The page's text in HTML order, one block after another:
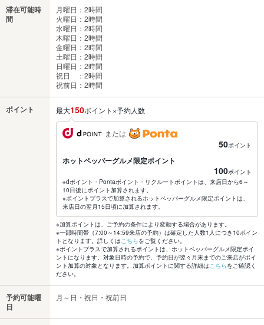
滞在可能時
間
月曜日：2時間
火曜日：2時間
水曜日：2時間
木曜日：2時間
金曜日：2時間
土曜日：2時間
日曜日：2時間
祝日 ：2時間
祝前日：2時間
ポイント 最大150ポイント×予約人数
または
50ポイント
ホットペッパーグルメ限定ポイント
100ポイント
※dポイント・Pontaポイント・リクルートポイントは、来店日から6～
10日後にポイント加算されます。
※ポイントプラスで加算されるホットペッパーグルメ限定ポイントは、
来店日の翌月15日頃に加算されます。
※加算ポイントは、ご予約の条件により変動する場合があります。
※一部時間帯（7:00～14:59来店の予約）は確定した人数1人につき10ポイン
トとなります。詳しくはこちらをご覧ください。
※ポイントプラスで加算されるポイントは、ホットペッパーグルメ限定ポイ
ントになります。対象日時の予約で、予約日が翌々月末までのご来店がポイ
ント加算の対象となります。加算ポイントに関する詳細はこちらをご確認く
ださい。
予約可能曜
日
月～日・祝日・祝前日